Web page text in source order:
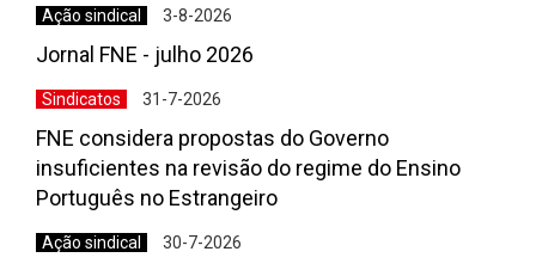
Ação sindical 3-8-2026
Jornal FNE - julho 2026
Sindicatos 31-7-2026
FNE considera propostas do Governo
insuficientes na revisão do regime do Ensino
Português no Estrangeiro
Ação sindical 30-7-2026